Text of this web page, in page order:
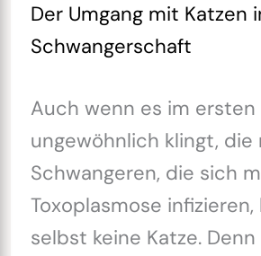
Der Umgang mit Katzen
Schwangerschaft
Auch wenn es im
ungewöhnlich klingt, die
Schwangeren, die sich
Toxoplasmose
selbst keine Katze. Denn